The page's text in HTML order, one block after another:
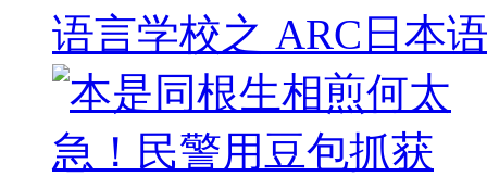
语言学校之 ARC日本